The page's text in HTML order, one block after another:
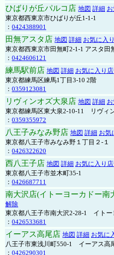
ひばりが丘パルコ店 地図 詳細
東京都西東京市ひばりが丘1-1-1
： 0424388901
田無アスタ店 地図 詳細 お気に入
東京都西東京市田無町2-1-1 アスタ田
： 0424606121
練馬駅前店 地図 詳細 お気に入り
東京都練馬区練馬1丁目3-10 2階
： 0359123081
リヴィンオズ大泉店 地図 詳細
東京都練馬区東大泉2-10-11 リヴィ
： 0359355972
八王子みなみ野店 地図 詳細 お気
東京都八王子市みなみ野１丁目２-１
： 0426322620
西八王子店 地図 詳細 お気に入り
東京都八王子市並木町35-1
： 0426687711
南大沢店(イトーヨーカドー南
解除
東京都八王子市南大沢2-28-1 イトー
： 0426533681
イーアス高尾店 地図 詳細 お気に
八王子市東浅川町550-1 イーアス高
： 0426290301